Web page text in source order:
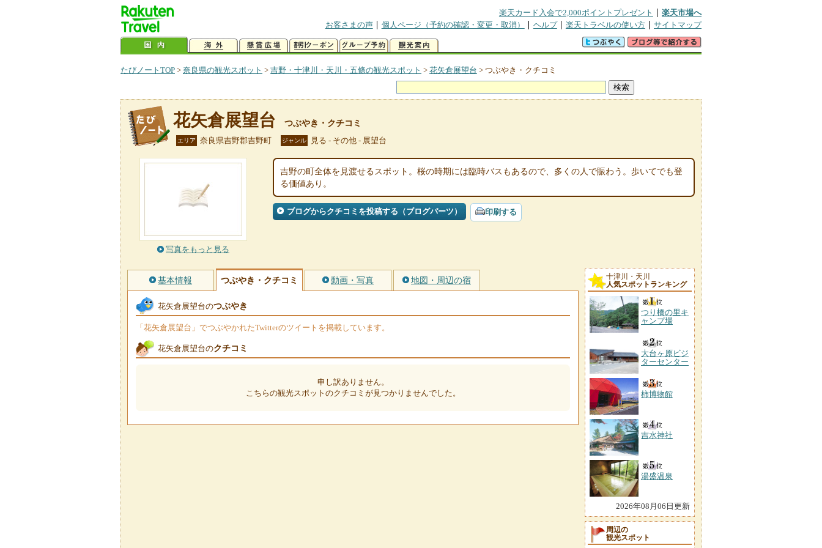
楽天カード入会で2,000ポイントプレゼント
楽天市場へ
お客さまの声
個人ページ（予約の確認・変更・取消） ヘルプ 楽天トラベルの使い方 サイトマップ
たびノートTOP > 奈良県の観光スポット > 吉野・十津川・天川・五條の観光スポット > 花矢倉展望台 > つぶやき・クチコミ
花矢倉展望台 つぶやき・クチコミ
エリア 奈良県吉野郡吉野町 ジャンル 見る - その他 - 展望台
写真をもっと見る
吉野の町全体を見渡せるスポット。桜の時期には臨時バスもあるので、多くの人で賑わう。歩いてでも登
る価値あり。
ブログからクチコミを投稿する（ブログパーツ） 印刷する
基本情報 つぶやき・クチコミ 動画・写真 地図・周辺の宿
花矢倉展望台のつぶやき
「花矢倉展望台」でつぶやかれたTwitterのツイートを掲載しています。
花矢倉展望台のクチコミ
申し訳ありません。
こちらの観光スポットのクチコミが見つかりませんでした。
十津川・天川
人気スポットランキング
つり橋の里キ
ャンプ場
大台ヶ原ビジ
ターセンター
柿博物館
吉水神社
湯盛温泉
2026年08月06日更新
周辺の
観光スポット